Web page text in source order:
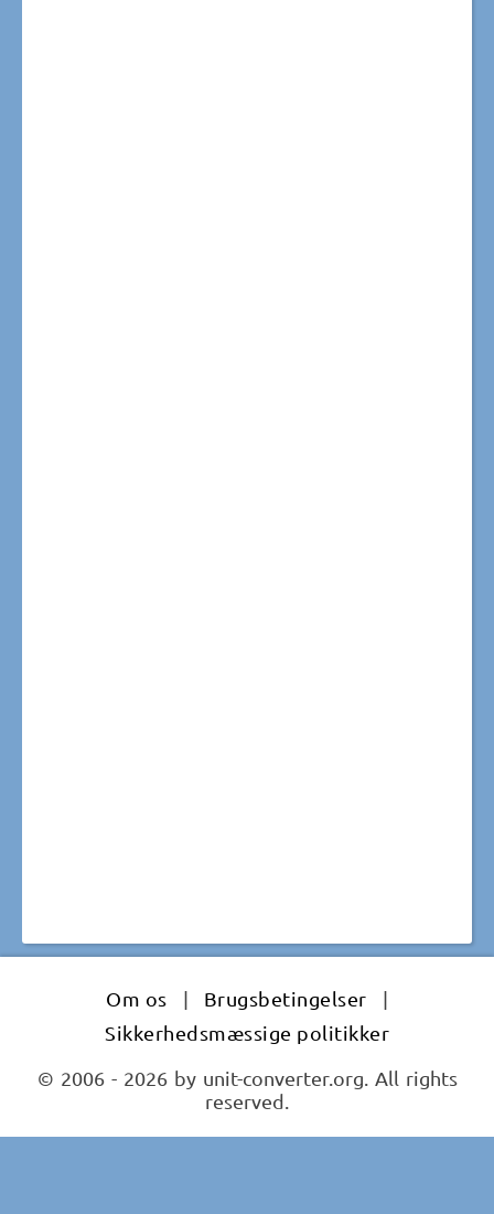
Om os | Brugsbetingelser
|
Sikkerhedsmæssige politikker
© 2006 - 2026 by unit-converter.org. All rights
reserved.